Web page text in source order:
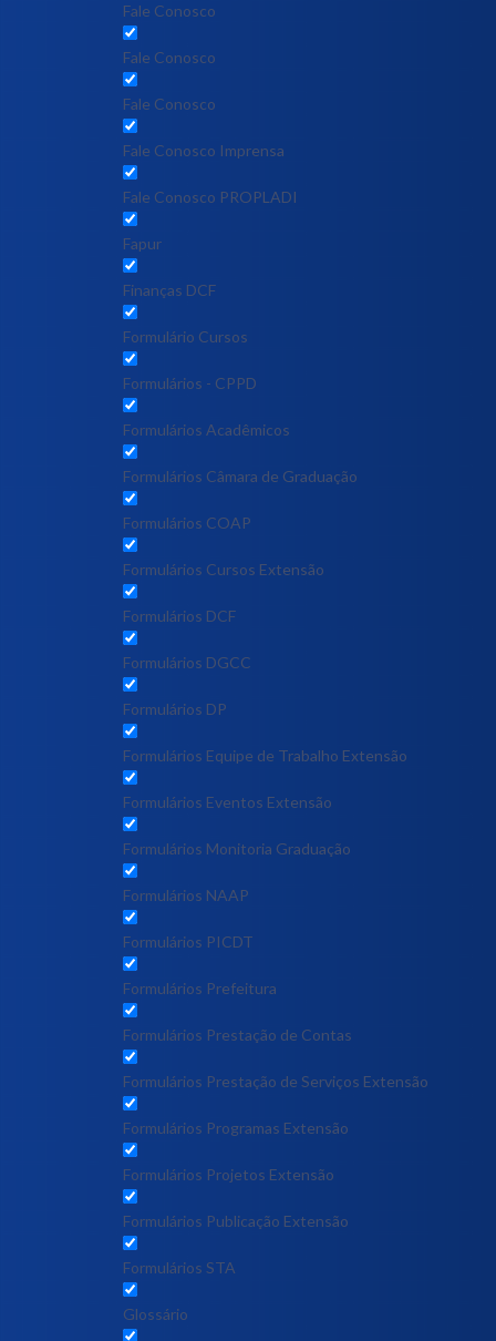
Fale Conosco
Fale Conosco
Fale Conosco
Fale Conosco Imprensa
Fale Conosco PROPLADI
Fapur
Finanças DCF
Formulário Cursos
Formulários - CPPD
Formulários Acadêmicos
Formulários Câmara de Graduação
Formulários COAP
Formulários Cursos Extensão
Formulários DCF
Formulários DGCC
Formulários DP
Formulários Equipe de Trabalho Extensão
Formulários Eventos Extensão
Formulários Monitoria Graduação
Formulários NAAP
Formulários PICDT
Formulários Prefeitura
Formulários Prestação de Contas
Formulários Prestação de Serviços Extensão
Formulários Programas Extensão
Formulários Projetos Extensão
Formulários Publicação Extensão
Formulários STA
Glossário